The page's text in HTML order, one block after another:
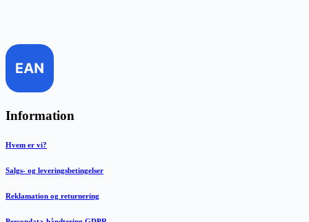
Information
Hvem er vi?
Salgs- og leveringsbetingelser
Reklamation og returnering